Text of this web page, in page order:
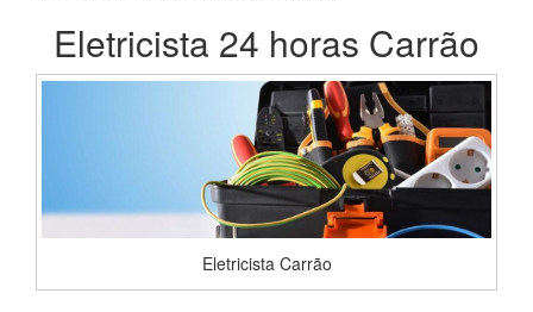
Eletricista 24 horas Carrão
Eletricista Carrão